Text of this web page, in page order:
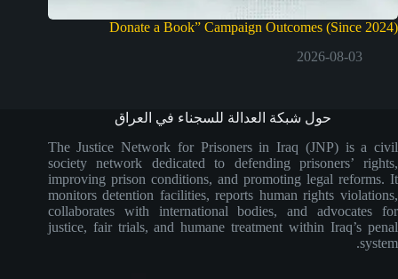
Donate a Book” Campaign Outcomes (Since 2024)
2026-08-03
حول شبكة العدالة للسجناء في العراق
The Justice Network for Prisoners in Iraq (JNP) is a civil
society network dedicated to defending prisoners’ rights,
improving prison conditions, and promoting legal reforms. It
monitors detention facilities, reports human rights violations,
collaborates with international bodies, and advocates for
justice, fair trials, and humane treatment within Iraq’s penal
system.